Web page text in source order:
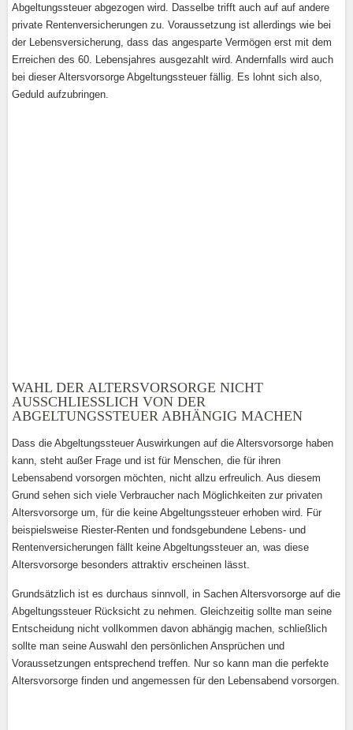
Abgeltungssteuer abgezogen wird. Dasselbe trifft auch auf auf andere
private Rentenversicherungen zu. Voraussetzung ist allerdings wie bei
der Lebensversicherung, dass das angesparte Vermögen erst mit dem
Erreichen des 60. Lebensjahres ausgezahlt wird. Andernfalls wird auch
bei dieser Altersvorsorge Abgeltungssteuer fällig. Es lohnt sich also,
Geduld aufzubringen.
WAHL DER ALTERSVORSORGE NICHT
AUSSCHLIESSLICH VON DER A
BGELTUNGSSTEUER ABHÄNGIG MACHEN
Dass die Abgeltungssteuer Auswirkungen auf die Altersvorsorge haben
kann, steht außer Frage und ist für Menschen, die für ihren
Lebensabend vorsorgen möchten, nicht allzu erfreulich. Aus diesem
Grund sehen sich viele Verbraucher nach Möglichkeiten zur privaten
Altersvorsorge um, für die keine Abgeltungssteuer erhoben wird. Für
beispielsweise Riester-Renten und fondsgebundene Lebens- und
Rentenversicherungen fällt keine Abgeltungssteuer an, was diese
Altersvorsorge besonders attraktiv erscheinen lässt.
Grundsätzlich ist es durchaus sinnvoll, in Sachen Altersvorsorge auf die
Abgeltungssteuer Rücksicht zu nehmen. Gleichzeitig sollte man seine
Entscheidung nicht vollkommen davon abhängig machen, schließlich
sollte man seine Auswahl den persönlichen Ansprüchen und
Voraussetzungen entsprechend treffen. Nur so kann man die perfekte
Altersvorsorge finden und angemessen für den Lebensabend vorsorgen.